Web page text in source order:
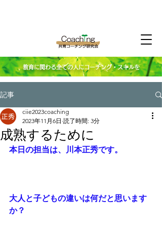
教育に関わる全ての人にコーチング・スキルを
記事
成熟するために
ciie2023coaching
2023年11月6日 読了時間: 3分
本日の担当は、川本正秀です。
大人と子どもの違いは何だと思います
か？